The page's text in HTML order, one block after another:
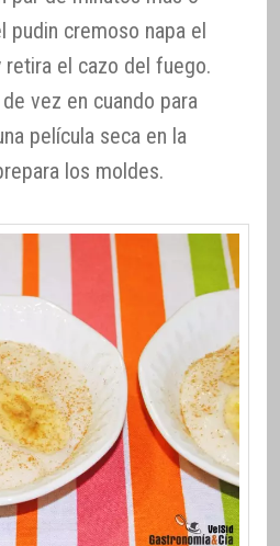
pudin cremoso napa el
retira el cazo del fuego.
vez en cuando para
película seca en la
los moldes.